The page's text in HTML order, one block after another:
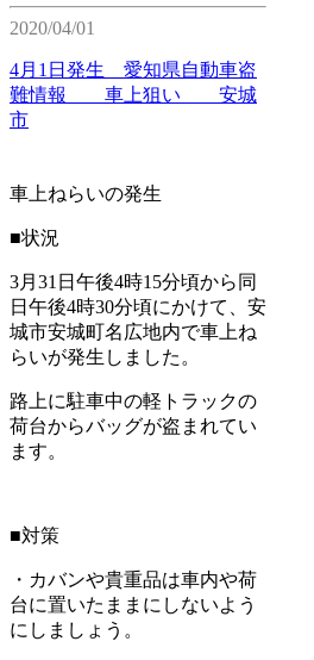
2020/04/01
4月1日発生 愛知県自動車盗
難情報 車上狙い 安城
市
車上ねらいの発生
■状況
3月31日午後4時15分頃から同
日午後4時30分頃にかけて、安
城市安城町名広地内で車上ね
らいが発生しました。
路上に駐車中の軽トラックの
荷台からバッグが盗まれてい
ます。
■対策
・カバンや貴重品は車内や荷
台に置いたままにしないよう
にしましょう。